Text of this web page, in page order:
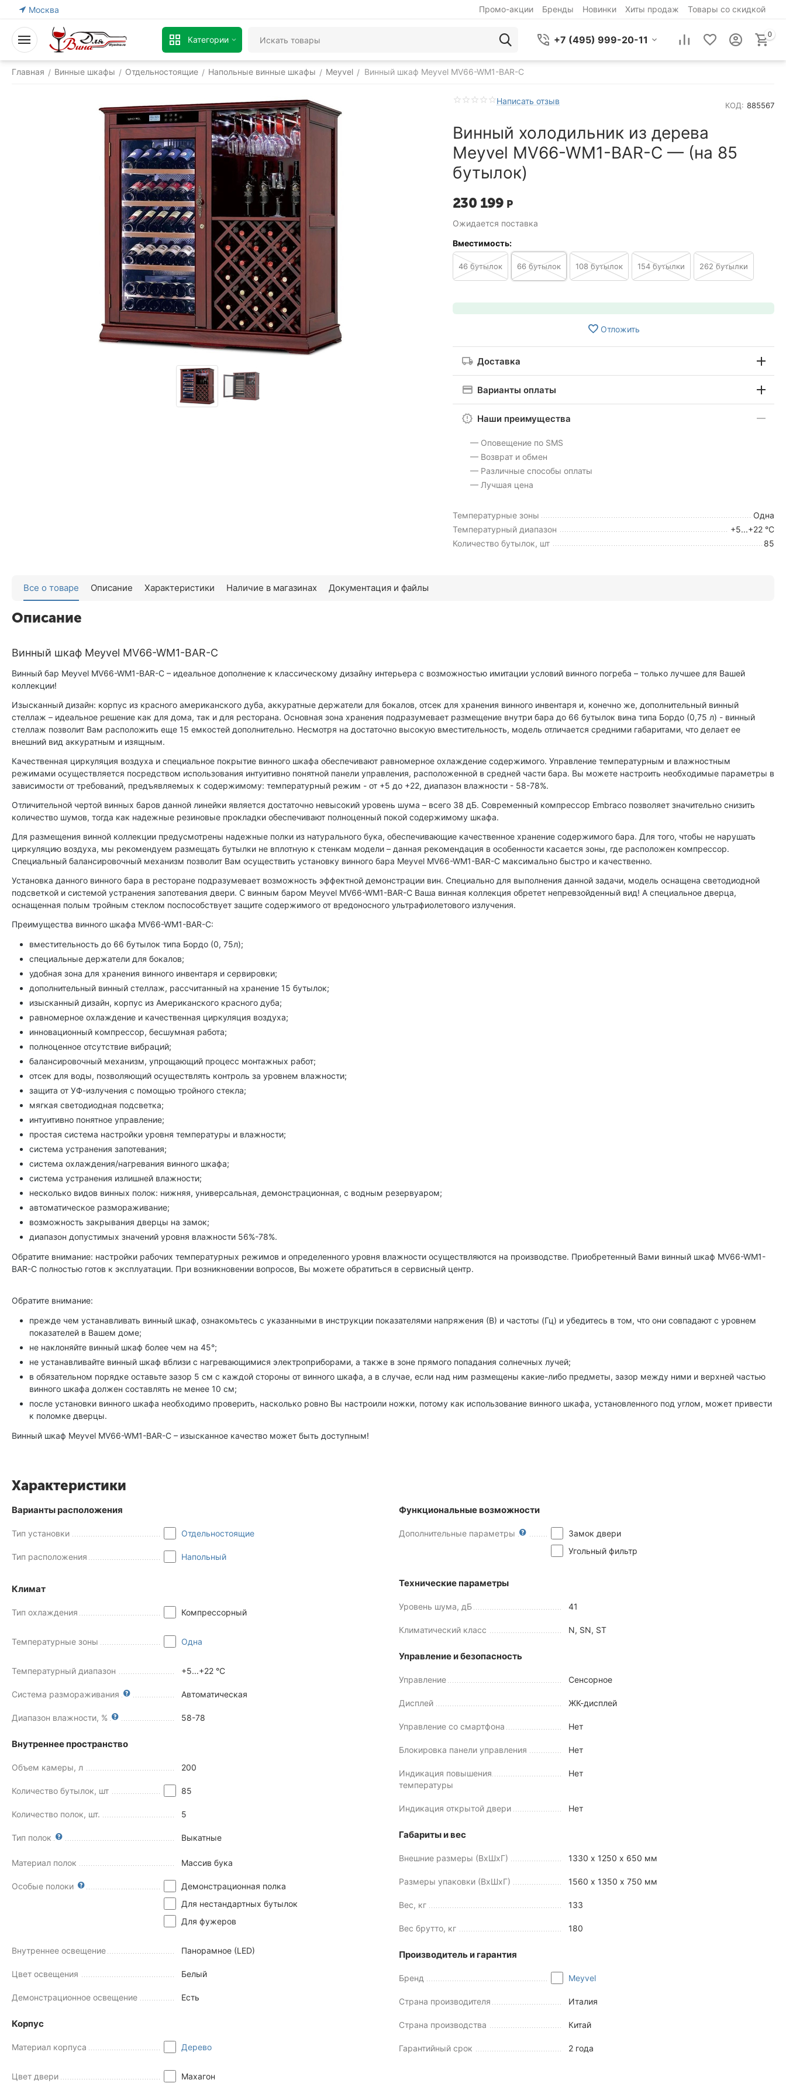
Москва Промо-акции Бренды Новинки Хиты продаж Товары со скидкой
Категории +7 (495) 999-20-11 0
Главная / Винные шкафы / Отдельностоящие / Напольные винные шкафы / Meyvel / Винный шкаф Meyvel MV66-WM1-BAR-C
Написать отзыв КОД: 885567
Винный холодильник из дерева
Meyvel MV66-WM1-BAR-C — (на 85
бутылок)
230 199 Р
Ожидается поставка
Вместимость:
46 бутылок 66 бутылок 108 бутылок 154 бутылки 262 бутылки
Отложить
Доставка
Варианты оплаты
Наши преимущества
— Оповещение по SMS
— Возврат и обмен
— Различные способы оплаты
— Лучшая цена
Температурные зоны
Одна
Температурный диапазон
+5...+22 °C
Количество бутылок, шт
85
Все о товаре Описание Характеристики Наличие в магазинах Документация и файлы
Описание
Винный шкаф Meyvel MV66-WM1-BAR-C
Винный бар Meyvel MV66-WM1-BAR-C – идеальное дополнение к классическому дизайну интерьера с возможностью имитации условий винного погреба – только лучшее для Вашей
коллекции!
Изысканный дизайн: корпус из красного американского дуба, аккуратные держатели для бокалов, отсек для хранения винного инвентаря и, конечно же, дополнительный винный
стеллаж – идеальное решение как для дома, так и для ресторана. Основная зона хранения подразумевает размещение внутри бара до 66 бутылок вина типа Бордо (0,75 л) - винный
стеллаж позволит Вам расположить еще 15 емкостей дополнительно. Несмотря на достаточно высокую вместительность, модель отличается средними габаритами, что делает ее
внешний вид аккуратным и изящным.
Качественная циркуляция воздуха и специальное покрытие винного шкафа обеспечивают равномерное охлаждение содержимого. Управление температурным и влажностным
режимами осуществляется посредством использования интуитивно понятной панели управления, расположенной в средней части бара. Вы можете настроить необходимые параметры в
зависимости от требований, предъявляемых к содержимому: температурный режим - от +5 до +22, диапазон влажности - 58-78%.
Отличительной чертой винных баров данной линейки является достаточно невысокий уровень шума – всего 38 дБ. Современный компрессор Embraco позволяет значительно снизить
количество шумов, тогда как надежные резиновые прокладки обеспечивают полноценный покой содержимому шкафа.
Для размещения винной коллекции предусмотрены надежные полки из натурального бука, обеспечивающие качественное хранение содержимого бара. Для того, чтобы не нарушать
циркуляцию воздуха, мы рекомендуем размещать бутылки не вплотную к стенкам модели – данная рекомендация в особенности касается зоны, где расположен компрессор.
Специальный балансировочный механизм позволит Вам осуществить установку винного бара Meyvel MV66-WM1-BAR-C максимально быстро и качественно.
Установка данного винного бара в ресторане подразумевает возможность эффектной демонстрации вин. Специально для выполнения данной задачи, модель оснащена светодиодной
подсветкой и системой устранения запотевания двери. С винным баром Meyvel MV66-WM1-BAR-C Ваша винная коллекция обретет непревзойденный вид! А специальное дверца,
оснащенная полым тройным стеклом поспособствует защите содержимого от вредоносного ультрафиолетового излучения.
Преимущества винного шкафа MV66-WM1-BAR-C:
вместительность до 66 бутылок типа Бордо (0, 75л);
специальные держатели для бокалов;
удобная зона для хранения винного инвентаря и сервировки;
дополнительный винный стеллаж, рассчитанный на хранение 15 бутылок;
изысканный дизайн, корпус из Американского красного дуба;
равномерное охлаждение и качественная циркуляция воздуха;
инновационный компрессор, бесшумная работа;
полноценное отсутствие вибраций;
балансировочный механизм, упрощающий процесс монтажных работ;
отсек для воды, позволяющий осуществлять контроль за уровнем влажности;
защита от УФ-излучения с помощью тройного стекла;
мягкая светодиодная подсветка;
интуитивно понятное управление;
простая система настройки уровня температуры и влажности;
система устранения запотевания;
система охлаждения/нагревания винного шкафа;
система устранения излишней влажности;
несколько видов винных полок: нижняя, универсальная, демонстрационная, с водным резервуаром;
автоматическое размораживание;
возможность закрывания дверцы на замок;
диапазон допустимых значений уровня влажности 56%-78%.
Обратите внимание: настройки рабочих температурных режимов и определенного уровня влажности осуществляются на производстве. Приобретенный Вами винный шкаф MV66-WM1-
BAR-C полностью готов к эксплуатации. При возникновении вопросов, Вы можете обратиться в сервисный центр.
Обратите внимание:
прежде чем устанавливать винный шкаф, ознакомьтесь с указанными в инструкции показателями напряжения (В) и частоты (Гц) и убедитесь в том, что они совпадают с уровнем
показателей в Вашем доме;
не наклоняйте винный шкаф более чем на 45°;
не устанавливайте винный шкаф вблизи с нагревающимися электроприборами, а также в зоне прямого попадания солнечных лучей;
в обязательном порядке оставьте зазор 5 см с каждой стороны от винного шкафа, а в случае, если над ним размещены какие-либо предметы, зазор между ними и верхней частью
винного шкафа должен составлять не менее 10 см;
после установки винного шкафа необходимо проверить, насколько ровно Вы настроили ножки, потому как использование винного шкафа, установленного под углом, может привести
к поломке дверцы.
Винный шкаф Meyvel MV66-WM1-BAR-C – изысканное качество может быть доступным!
Характеристики
Варианты расположения
Тип установки Отдельностоящие
Тип расположения Напольный
Климат
Тип охлаждения Компрессорный
Температурные зоны Одна
Температурный диапазон +5...+22 °C
Система размораживания Автоматическая
Диапазон влажности, % 58-78
Внутреннее пространство
Объем камеры, л 200
Количество бутылок, шт 85
Количество полок, шт. 5
Тип полок Выкатные
Материал полок Массив бука
Особые полоки
Демонстрационная полка
Для нестандартных бутылок
Для фужеров
Внутреннее освещение Панорамное (LED)
Цвет освещения Белый
Демонстрационное освещение Есть
Корпус
Материал корпуса Дерево
Цвет двери Махагон
Функциональные возможности
Дополнительные параметры
Замок двери
Угольный фильтр
Технические параметры
Уровень шума, дБ 41
Климатический класс N, SN, ST
Управление и безопасность
Управление Сенсорное
Дисплей ЖК-дисплей
Управление со смартфона Нет
Блокировка панели управления Нет
Индикация повышения
температуры
Нет
Индикация открытой двери Нет
Габариты и вес
Внешние размеры (ВхШхГ) 1330 x 1250 x 650 мм
Размеры упаковки (ВхШхГ) 1560 x 1350 x 750 мм
Вес, кг 133
Вес брутто, кг 180
Производитель и гарантия
Бренд Meyvel
Страна производителя Италия
Страна производства Китай
Гарантийный срок 2 года